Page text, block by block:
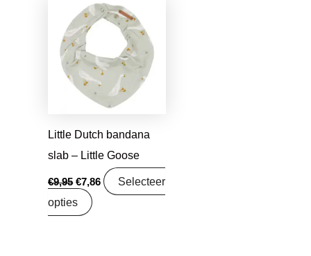
Little Dutch bandana
slab – Little Goose
€9,95
Oorspronkelijke
prijs
was:
€9,95.
€7,86
Huidige
prijs
€7,86.
Selecteer
opties